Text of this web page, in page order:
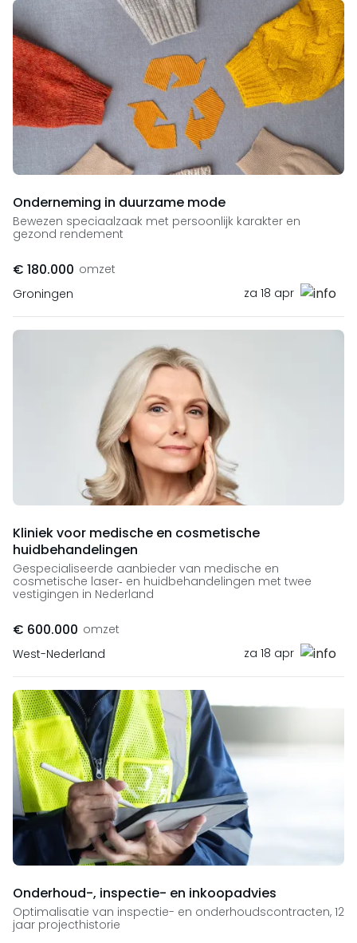
Onderneming in duurzame mode
Bewezen speciaalzaak met persoonlijk karakter en
gezond rendement
€ 180.000 omzet
Groningen
za 18 apr
Kliniek voor medische en cosmetische
huidbehandelingen
Gespecialiseerde aanbieder van medische en
cosmetische laser‑ en huidbehandelingen met twee
vestigingen in Nederland
€ 600.000 omzet
West-Nederland
za 18 apr
Onderhoud-, inspectie- en inkoopadvies
Optimalisatie van inspectie- en onderhoudscontracten, 12
jaar projecthistorie